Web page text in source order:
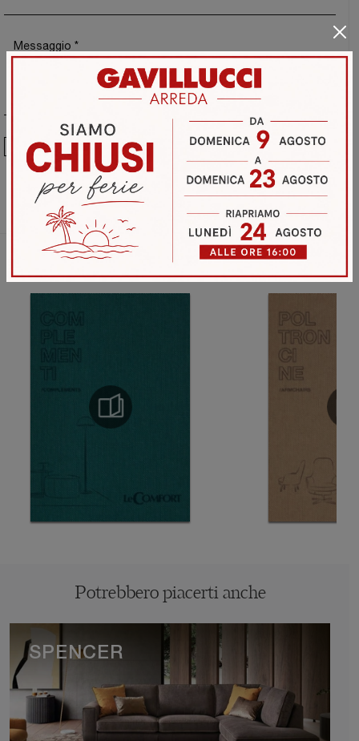
Sfoglia i cataloghi
Ho preso visione dellaPrivacy Policy
Potrebbero piacerti anche
SPENCER